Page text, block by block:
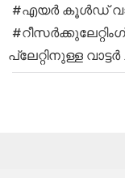
#എയർ കൂൾഡ്
പ്ലേറ്റിനുള്ള